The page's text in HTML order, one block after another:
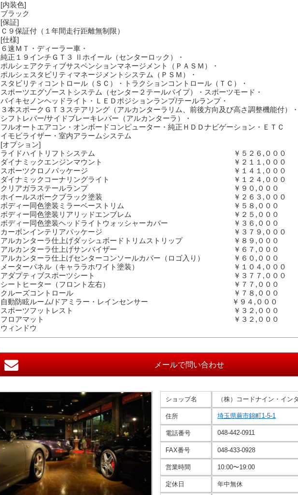
[内装色]
ブラック
[保証]
Ｃ９保証付（１年間走行距離無制限）
[仕様]
６速ＭＴ・ディーラー車・
純正１９インチＧＴ３ Ⅱホイール（センターロック）・
ポルシェアクティブサスペンションマネージメント（ＰＡＳＭ）・
ポルシェスタビリティマネージメントシステム（ＰＳＭ）・
スタビリティコントロール（ＳＣ）・トラクションコントロール（ＴＣ）・
スポーツエグゾーストシステム（センター２テールパイプ）・スポーツモード・
バイキセノンヘッドライト・ＬＥＤポジションランプ/テールランプ・
３本スポークＧＴ３ステアリング（アルカンターラリム、前後方向及び高さ調整機能付）
シフトレバー/サイドブレーキレバー（アルカンターラ）・
フルオートエアコン・オンボードコンピューター・純正ＨＤＤナビゲーション・ＥＴＣ
イモビライザー・室内アラームシステム
[オプション]
ライドハイトリフトシステム ￥５２６,０００
ダイナミックエンジンマウント ￥２１１,０００
スポーツクロノパッケージ ￥１４１,０００
ダイナミックコーナリングライト ￥１２４,０００
クリアガラステールランプ ￥９０,０００
ホイールスポークブラック塗装 ￥２６３,０００
ボディー同色塗装ミラーベーストリム ￥５８,０００
ボディー同色塗装リアリッドエンブレム ￥２５,０００
ボディー同色塗装ヘッドライトウォッシャーカバー ￥３６,０００
カーボンインテリアパッケージ ￥３７９,０００
アルカンターラ仕上げダッシュボードトリムストリップ ￥８９,０００
アルカンターラ仕上げサンバイザー ￥６７,０００
アルカンターラ仕上げセンターコンソールカバー（ロゴ入り） ￥６０,０００
メーターパネル（キャララホワイト塗装） ￥１０４,０００
アダプティブスポーツシート ￥３７７,０００
シートヒーター（フロント左右） ￥７７,０００
クルーズコントロール ￥７８,０００
自動防眩ルーム/ドアミラー・レインセンサー ￥９４,０００
スポーツフットレスト ￥３２,０００
フロアマット ￥３２,０００
ウィンドウ
ショップ名 （株）コードナイン・イン
住所 埼玉県蕨市錦町1-5-1
電話番号 048-442-0911
FAX番号 048-433-0928
営業時間 10:00〜19:00
定休日 年中無休